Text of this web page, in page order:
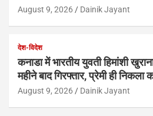
August 9, 2026 Dainik Jayant
देश-विदेश
कनाडा में भारतीय युवती हिमांशी
महीने बाद गिरफ्तार, प्रेमी ही निकला
August 9, 2026 Dainik Jayant